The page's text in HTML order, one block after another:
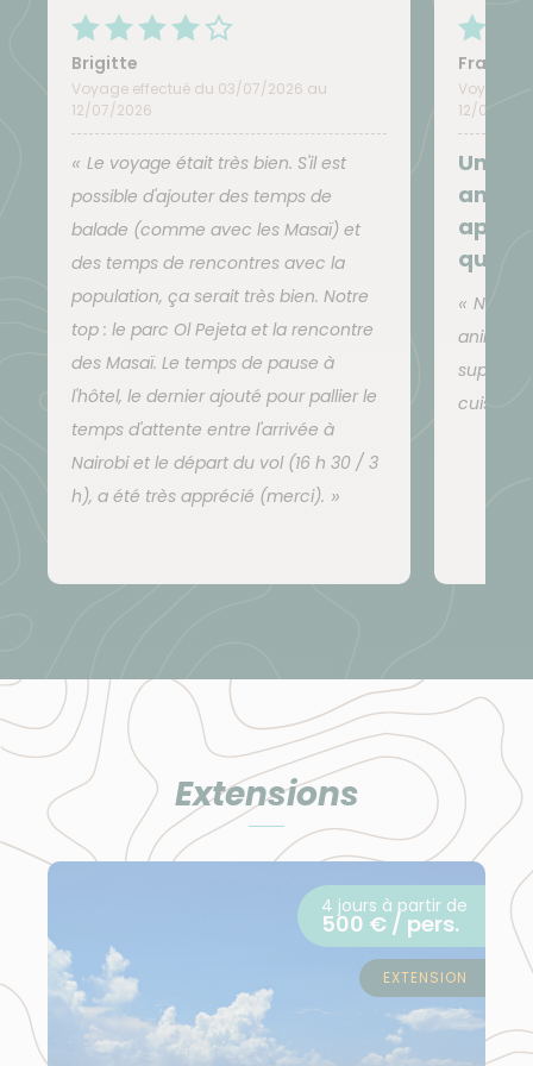
généralement pour ce voyage (donnée à titre
indicatif). En cas d'indisponibilité, vous logerez dans
des logements de niveau équivalent :
En hôtel / lodge ou villa privatisé
Du J2 au J4 inclus + J1 si vous arrivez en vol de
jour sur Nairobi.
En camping simple dans le bush
J5 à Loita - besoin d'un duvet sur cette nuit-là
En camp de toile
(les murs des hébergements sont
en toile. Très grande tente avec salle de bain
privative), dans tous les cas en tout confort :
Mara Kimana Camp (ou similaire)
TRANSPORT INTERNATIONAL :
Pour le Kenya, nous utilisons des vols réguliers au
départ de Paris (s’opérant toute l’année et à heure
fixe). Vous volerez principalement sur les
compagnies Kenya Airways. En fonction des
disponibilités au moment de votre inscription, nous
pourrons également vous proposer d’autres
compagnies.
Les horaires de vols indicatifs au départ de Paris vers
Nairobi A/R :
Brigitte
Voyage effectué du 03/07/2026 au
12/07/2026
Le voyage était très bien. S'il est
possible d'ajouter des temps de
balade (comme avec les Masaï) et
des temps de rencontres avec la
population, ça serait très bien. Notre
top : le parc Ol Pejeta et la rencontre
des Masaï. Le temps de pause à
l'hôtel, le dernier ajouté pour pallier le
temps d'attente entre l'arrivée à
Nairobi et le départ du vol (16 h 30 / 3
h), a été très apprécié (merci).
Voyage
12/07/
Un
Nous
animaux
cuisinier
Extensions
4 jours à partir de
500 € / pers.
EXTENSION